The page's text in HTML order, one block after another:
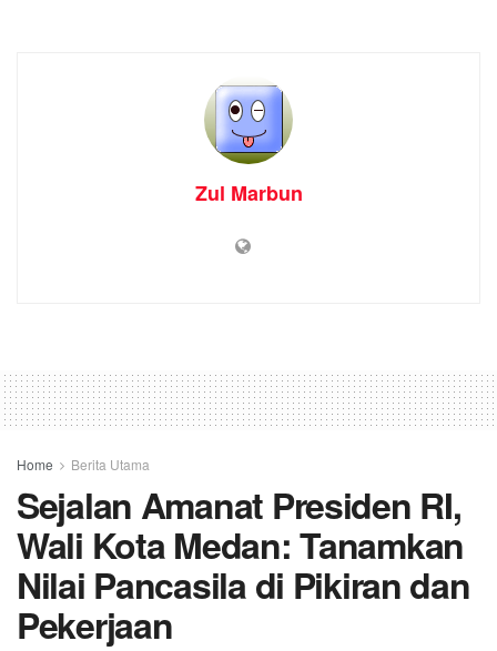
Zul Marbun
Home Berita Utama
Sejalan Amanat Presiden RI,
Wali Kota Medan: Tanamkan
Nilai Pancasila di Pikiran dan
Pekerjaan